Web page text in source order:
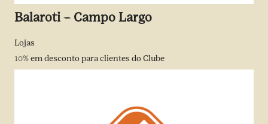
Balaroti – Campo Largo
Lojas
10%em desconto para clientes do Clube